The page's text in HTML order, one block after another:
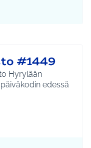
#1449
Hyrylään
edessä
Liikunta ja